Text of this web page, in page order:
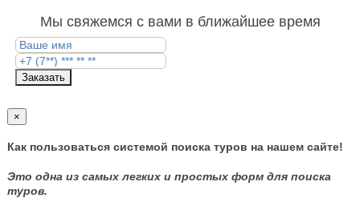
Мы свяжемся с вами в ближайшее время
Заказать
×
Как пользоваться системой поиска туров на нашем сайте!
Это одна из самых легких и простых форм для поиска
туров.